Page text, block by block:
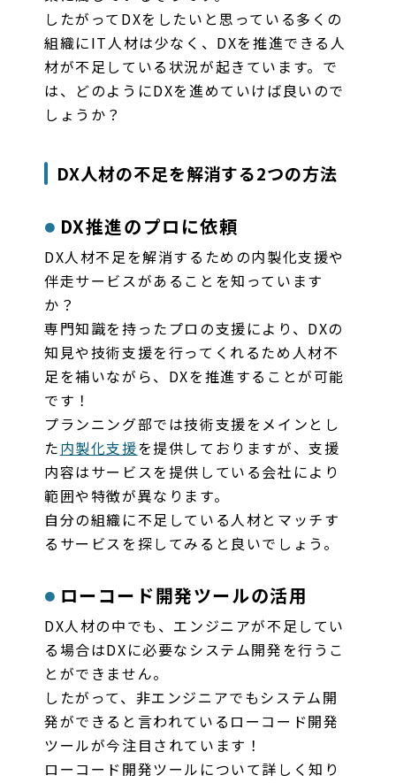
したがってDXをしたいと思っている多くの
組織にIT人材は少なく、DXを推進できる人
材が不足している状況が起きています。で
は、どのようにDXを進めていけば良いので
しょうか？
DX人材の不足を解消する2つの方法
DX推進のプロに依頼
DX人材不足を解消するための内製化支援や
伴走サービスがあることを知っています
か？
専門知識を持ったプロの支援により、DXの
知見や技術支援を行ってくれるため人材不
足を補いながら、DXを推進することが可能
です！
プランニング部では技術支援をメインとし
た内製化支援を提供しておりますが、支援
内容はサービスを提供している会社により
範囲や特徴が異なります。
自分の組織に不足している人材とマッチす
るサービスを探してみると良いでしょう。
ローコード開発ツールの活用
DX人材の中でも、エンジニアが不足してい
る場合はDXに必要なシステム開発を行うこ
とができません。
したがって、非エンジニアでもシステム開
発ができると言われているローコード開発
ツールが今注目されています！
ローコード開発ツールについて詳しく知り